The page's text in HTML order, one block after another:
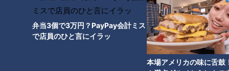
弁当3個で3万円？PayPay会計ミス
で店員のひと言にイラッ
本場アメリカの味に舌鼓